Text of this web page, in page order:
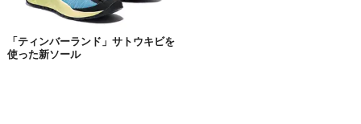
「ティンバーランド」サトウキビを
使った新ソール